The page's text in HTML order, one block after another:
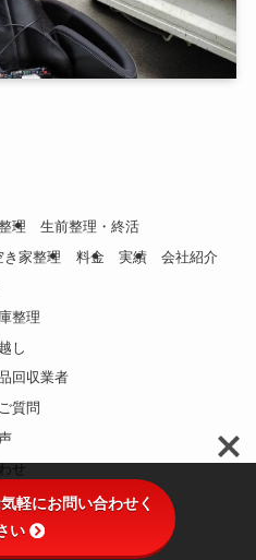
理
生前整理・終活
き家整理 料金 実績
会社紹介
整理
し
回収業者
質問
せ
ーポリシー
品整理のHAKKO.
軽にお問い合わせく
い